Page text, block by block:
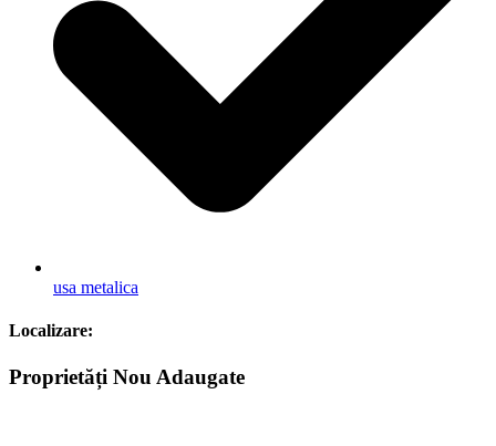
usa metalica
Localizare:
Proprietăți Nou Adaugate